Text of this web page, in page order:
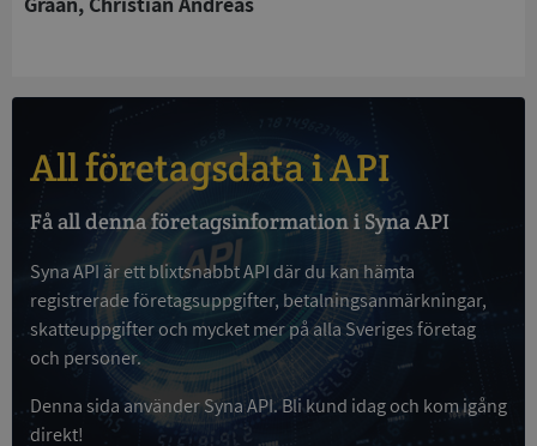
All företagsdata i API
Få all denna företagsinformation i Syna API
Syna API är ett blixtsnabbt API där du kan hämta
registrerade företagsuppgifter, betalningsanmärkningar,
skatteuppgifter och mycket mer på alla Sveriges företag
och personer.
Denna sida använder Syna API. Bli kund idag och kom igång
direkt!
kärnwebbplatsfunktioner som användarinloggning
Namn
Leverantör/
__RequestVerificationToken
Microsoft
Corporation
de.syna.se